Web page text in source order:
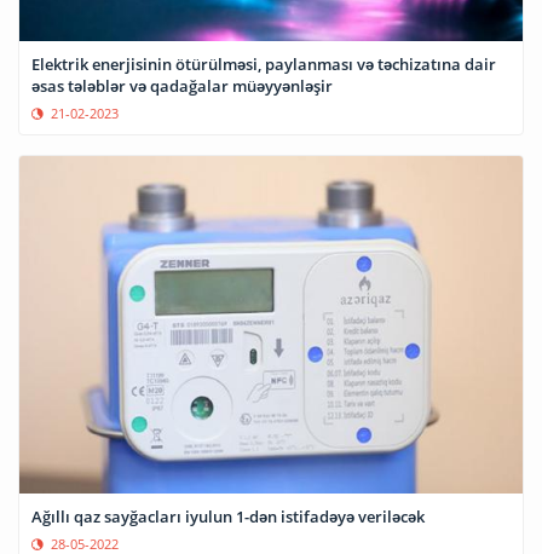
Elektrik enerjisinin ötürülməsi, paylanması və təchizatına dair
əsas tələblər və qadağalar müəyyənləşir
21-02-2023
Ağıllı qaz sayğacları iyulun 1-dən istifadəyə veriləcək
28-05-2022